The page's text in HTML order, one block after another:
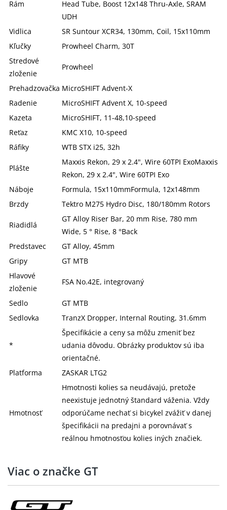
Rám
Head Tube, Boost 12x148 Thru-Axle, SRAM
UDH
Vidlica
SR Suntour XCR34, 130mm, Coil, 15x110mm
Kľučky
Prowheel Charm, 30T
Stredové
zloženie
Prowheel
Prehadzovačka MicroSHIFT Advent-X
Radenie
MicroSHIFT Advent X, 10-speed
Kazeta
MicroSHIFT, 11-48,10-speed
Reťaz
KMC X10, 10-speed
Ráfiky
WTB STX i25, 32h
Plášte
Maxxis Rekon, 29 x 2.4", Wire 60TPI ExoMaxxis
Rekon, 29 x 2.4", Wire 60TPI Exo
Náboje
Formula, 15x110mmFormula, 12x148mm
Brzdy
Tektro M275 Hydro Disc, 180/180mm Rotors
Riadidlá
GT Alloy Riser Bar, 20 mm Rise, 780 mm
Wide, 5 ° Rise, 8 °Back
Predstavec
GT Alloy, 45mm
Gripy
GT MTB
Hlavové
zloženie
FSA No.42E, integrovaný
Sedlo
GT MTB
Sedlovka
TranzX Dropper, Internal Routing, 31.6mm
*
Špecifikácie a ceny sa môžu zmeniť bez
udania dôvodu. Obrázky produktov sú iba
orientačné.
Platforma
ZASKAR LTG2
Hmotnosť
Hmotnosti kolies sa neudávajú, pretože
neexistuje jednotný štandard váženia. Vždy
odporúčame nechať si bicykel zvážiť v danej
špecifikácii na predajni a porovnávať s
reálnou hmotnosťou kolies iných značiek.
Viac o značke GT